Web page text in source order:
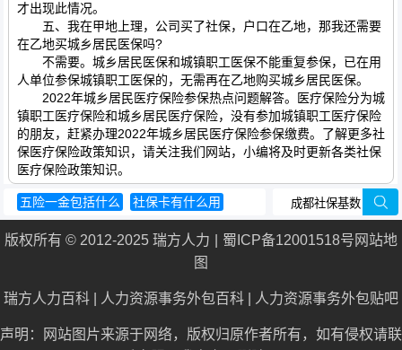
才出现此情况。
五、我在甲地上理，公司买了社保，户口在乙地，那我还需要
在乙地买城乡居民医保吗?
不需要。城乡居民医保和城镇职工医保不能重复参保，已在用
人单位参保城镇职工医保的，无需再在乙地购买城乡居民医保。
2022年城乡居民医疗保险参保热点问题解答。医疗保险分为城
镇职工医疗保险和城乡居民医疗保险，没有参加城镇职工医疗保险
的朋友，赶紧办理2022年城乡居民医疗保险参保缴费。了解更多社
保医疗保险政策知识，请关注我们网站，小编将及时更新各类社保
医疗保险政策知识。
五险一金包括什么
社保卡有什么用
版权所有 © 2012-2025 瑞方人力 蜀ICP备12001518号 网站地
图
瑞方人力百科 人力资源事务外包百科 人力资源事务外包贴吧
声明：网站图片来源于网络，版权归原作者所有，如有侵权请联